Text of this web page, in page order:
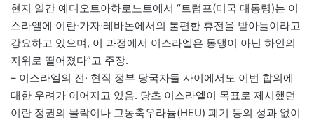
현지 일간 예디오트아하로노트에서 “트럼프(미국 대통령)는 이
스라엘에 이란·가자·레바논에서의 불편한 휴전을 받아들이라고
강요하고 있으며, 이 과정에서 이스라엘은 동맹이 아닌 하인의
지위로 떨어졌다”고 주장.
– 이스라엘의 전· 현직 정부 당국자들 사이에서도 이번 합의에
대한 우려가 이어지고 있음. 당초 이스라엘이 목표로 제시했던
이란 정권의 몰락이나 고농축우라늄(HEU) 폐기 등의 성과 없이